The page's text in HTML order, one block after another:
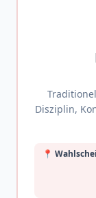
Disziplin,
📍